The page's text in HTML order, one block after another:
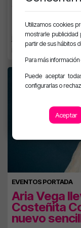
verano
Tras conquistar
junto a Omar
inconfundible
EVENTOS PORTADA
Aria Vega
Costeñita
nuevo
Utilizamos cookies
mostrarle
partir de sus hábitos
Para más información
Puede aceptar
configurarlas o
Aceptar